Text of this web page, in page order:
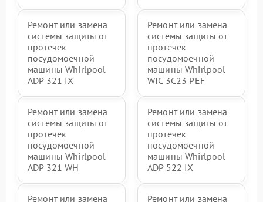
Ремонт или замена
системы защиты от
протечек
посудомоечной
машины Whirlpool
ADP 321 IX
Ремонт или замена
системы защиты от
протечек
посудомоечной
машины Whirlpool
WIC 3C23 PEF
Ремонт или замена
системы защиты от
протечек
посудомоечной
машины Whirlpool
ADP 321 WH
Ремонт или замена
системы защиты от
протечек
посудомоечной
машины Whirlpool
ADP 522 IX
Ремонт или замена Ремонт или замена